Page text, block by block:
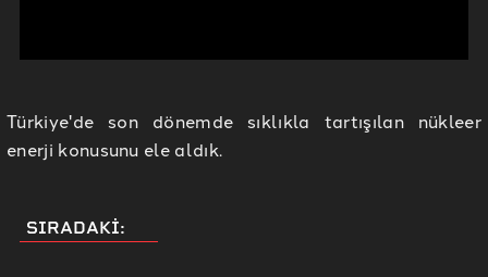
Türkiye'de son dönemde sıklıkla tartışılan nükleer
enerji konusunu ele aldık.
SIRADAKİ: